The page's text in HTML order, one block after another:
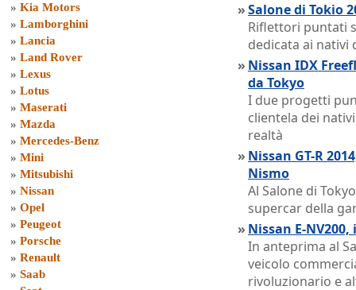
» Kia Motors
» Lamborghini
» Lancia
» Land Rover
» Lexus
» Lotus
» Maserati
» Mazda
» Mercedes-Benz
» Mini
» Mitsubishi
» Nissan
» Opel
» Peugeot
» Porsche
» Renault
» Saab
»Salone di Tokio
Riflettori puntati
dedicata ai nativi
» Nissan IDX
da Tokyo
I due progetti
clientela dei
realtà
» Nissan GT-R
Nismo
Al Salone di
supercar della
» Nissan E-
In anteprima al
veicolo
rivoluzionario e